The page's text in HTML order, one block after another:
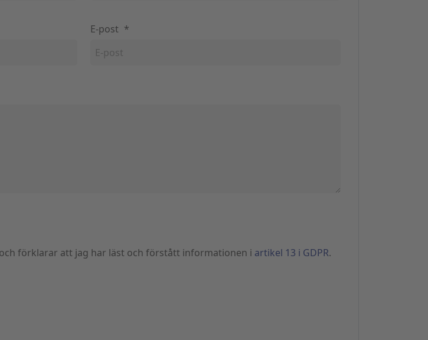
E-post *
och förklarar att jag har läst och förstått informationen i artikel 13 i GDPR.